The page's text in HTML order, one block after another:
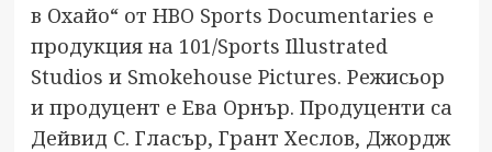
в Охайо“ от HBO Sports Documentaries е
продукция на 101/Sports Illustrated
Studios и Smokehouse Pictures. Режисьор
и продуцент е Ева Орнър. Продуценти са
Дейвид С. Гласър, Грант Хеслов, Джордж